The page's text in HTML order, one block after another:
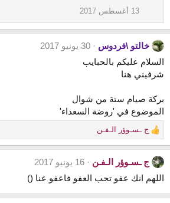
o
n
s
:
13 أغسطس 2017
خالتو \فردوس
30 يونيو 2017
السلام عليكم بالحبايب
شرفيني هنا
بركة صيام ستة من شوال
الموضوع في 'روضة السعداء'
R
e
a
c
t
o
ج ـسـوؤر الـفـن
ج ـسـوؤر الـفـن
16 يونيو 2017
اللهم انك عفو تحب العفو فاعفو عنا ()